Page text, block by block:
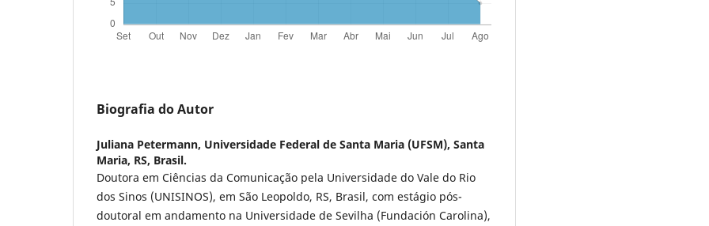
Biografia do Autor
Juliana Petermann, Universidade Federal de Santa Maria (UFSM), Santa
Maria, RS, Brasil.
Doutora em Ciências da Comunicação pela Universidade do Vale do Rio
dos Sinos (UNISINOS), em São Leopoldo, RS, Brasil, com estágio pós-
doutoral em andamento na Universidade de Sevilha (Fundación Carolina),